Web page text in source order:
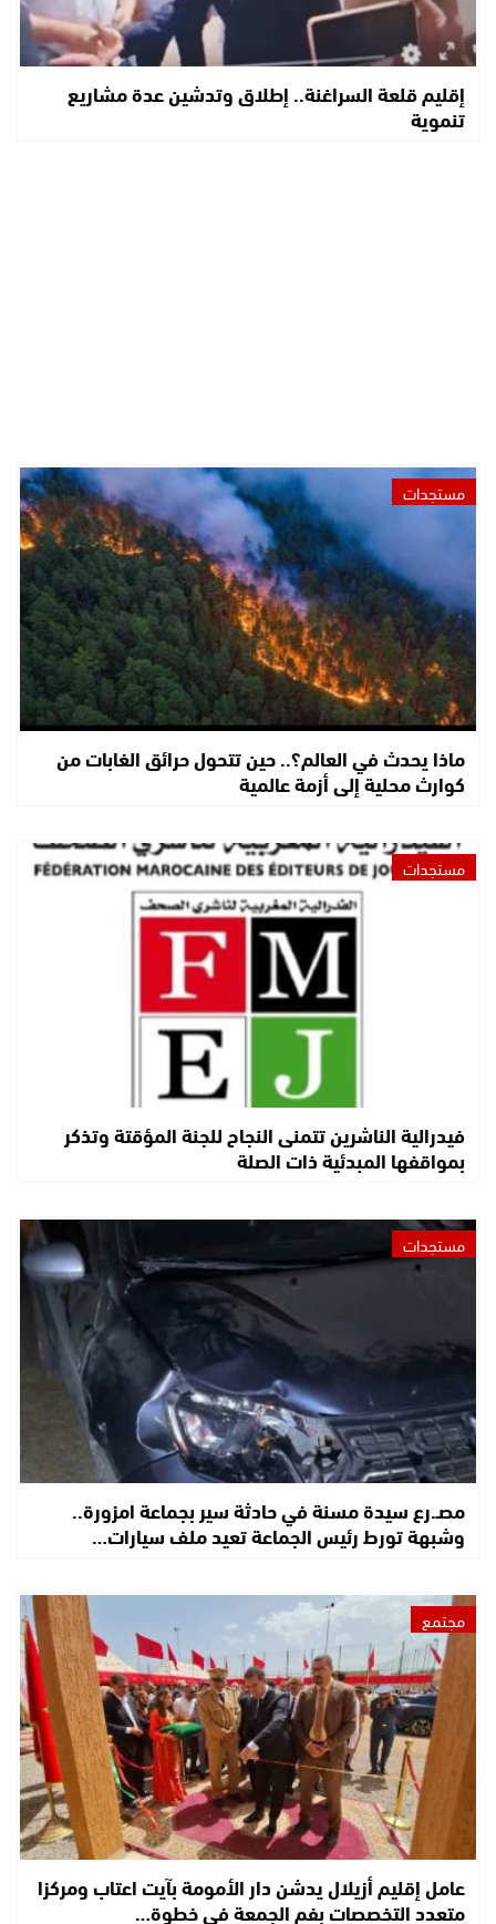
إقليم قلعة السراغنة.. إطلاق وتدشين عدة مشاريع
تنموية
مستجدات
ماذا يحدث في العالم؟.. حين تتحول حرائق الغابات من
كوارث محلية إلى أزمة عالمية
مستجدات
فيدرالية الناشرين تتمنى النجاح للجنة المؤقتة وتذكر
بمواقفها المبدئية ذات الصلة
مستجدات
مصـ.رع سيدة مسنة في حادثة سير بجماعة امزورة..
وشبهة تورط رئيس الجماعة تعيد ملف سيارات…
مجتمع
عامل إقليم أزيلال يدشن دار الأمومة بآيت اعتاب ومركزا
متعدد التخصصات بفم الجمعة في خطوة…